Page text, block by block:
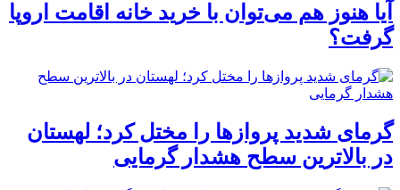
آیا هنوز هم می‌توان با خرید خانه اقامت اروپا
گرفت؟
گرمای شدید پروازها را مختل کرد؛ لهستان
در بالاترین سطح هشدار گرمایی